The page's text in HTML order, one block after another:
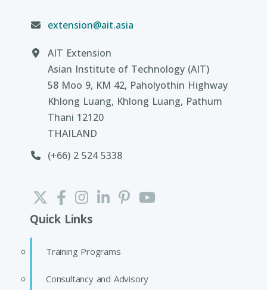
extension@ait.asia
AIT Extension
Asian Institute of Technology (AIT)
58 Moo 9, KM 42, Paholyothin Highway
Khlong Luang, Khlong Luang, Pathum
Thani 12120
THAILAND
(+66) 2 524 5338
Quick Links
Training Programs
Consultancy and Advisory